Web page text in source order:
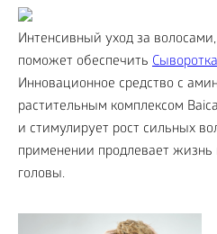
Интенсивный уход за
поможет обеспечить
Инновационное средство с
растительным комплексом
и стимулирует рост сильных
применении продлевает
головы.